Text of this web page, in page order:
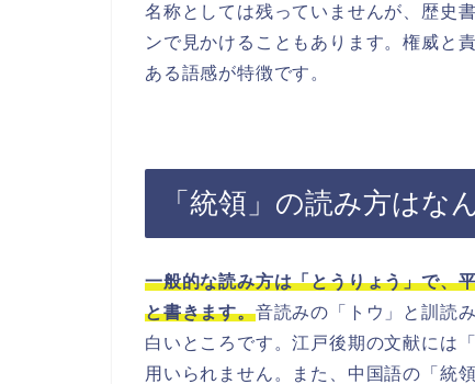
名称としては残っていませんが、歴史
ンで見かけることもあります。権威と
ある語感が特徴です。
「統領」の読み方はな
一般的な読み方は「とうりょう」で、
と書きます。音読みの「トウ」と訓読
白いところです。江戸後期の文献には
用いられません。また、中国語の「統